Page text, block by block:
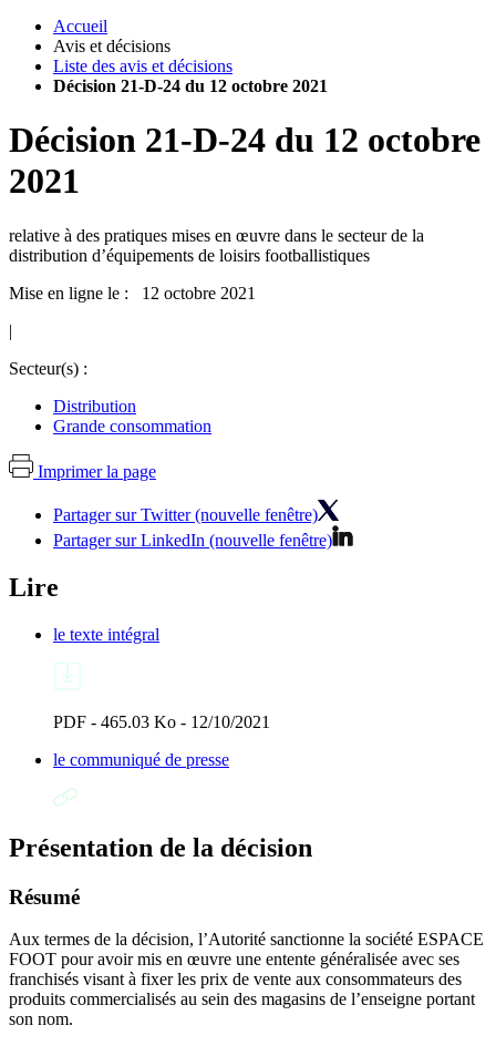
Accueil
Avis et décisions
Liste des avis et décisions
Décision 21-D-24 du 12 octobre 2021
Décision 21-D-24 du 12 octobre
2021
relative à des pratiques mises en œuvre dans le secteur de la
distribution d’équipements de loisirs footballistiques
Mise en ligne le : 12 octobre 2021
|
Secteur(s) :
Distribution
Grande consommation
Imprimer la page
Partager sur Twitter (nouvelle fenêtre)
Partager sur LinkedIn (nouvelle fenêtre)
Lire
le texte intégral
PDF - 465.03 Ko - 12/10/2021
le communiqué de presse
Présentation de la décision
Résumé
Aux termes de la décision, l’Autorité sanctionne la société ESPACE
FOOT pour avoir mis en œuvre une entente généralisée avec ses
franchisés visant à fixer les prix de vente aux consommateurs des
produits commercialisés au sein des magasins de l’enseigne portant
son nom.